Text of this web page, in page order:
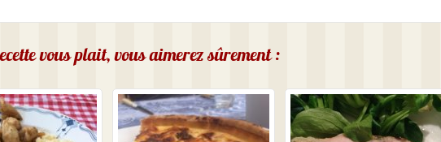
vous plait, vous aimerez sûrement :